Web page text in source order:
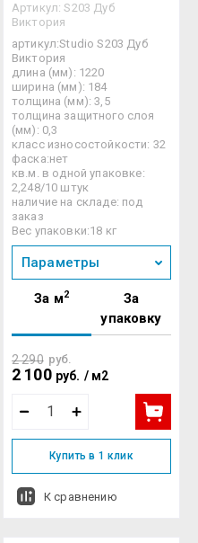
Артикул: S203 Дуб
Виктория
артикул:Studio S203 Дуб
Виктория
длина (мм): 1220
ширина (мм): 184
толщина (мм): 3,5
толщина защитного слоя
(мм): 0,3
класс износостойкости: 32
фаска:нет
кв.м. в одной упаковке:
2,248/10 штук
наличие на складе: под
заказ
Вес упаковки:18 кг
Параметры
За м2
За
упаковку
2 290 руб.
2 100 руб. / м2
Купить в 1 клик
К сравнению